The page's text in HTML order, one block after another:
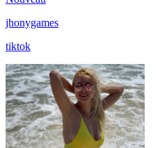
jhonygames
tiktok